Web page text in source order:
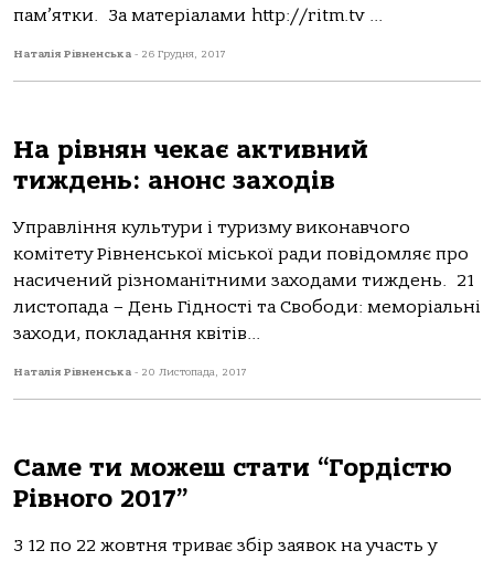
пам’ятки. За матеріалами http://ritm.tv ...
Наталія Рівненська - 26 Грудня, 2017
На рівнян чекає активний
тиждень: анонс заходів
Управління культури і туризму виконавчого
комітету Рівненської міської ради повідомляє про
насичений різноманітними заходами тиждень. 21
листопада – День Гідності та Свободи: меморіальні
заходи, покладання квітів...
Наталія Рівненська - 20 Листопада, 2017
Саме ти можеш стати “Гордістю
Рівного 2017”
З 12 по 22 жовтня триває збір заявок на участь у